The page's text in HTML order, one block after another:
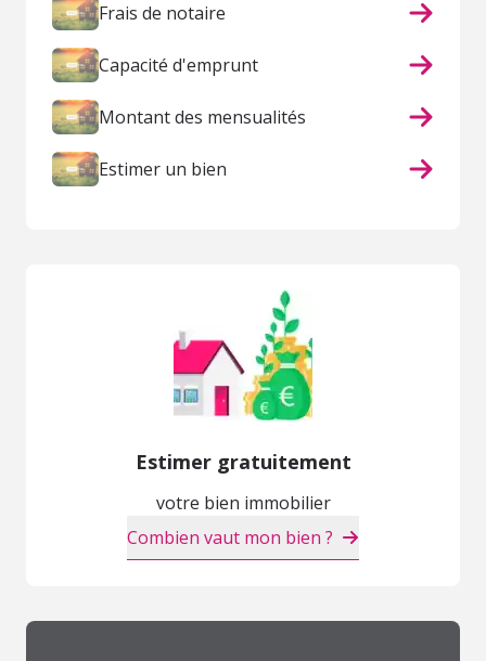
Frais de notaire
Capacité d'emprunt
Montant des mensualités
Estimer un bien
Estimer gratuitement
votre bien immobilier
Combien vaut mon bien ?